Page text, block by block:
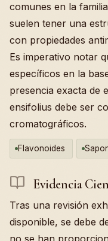
comunes en la
suelen tener una
con propiedades
Es imperativo notar
específicos en la
presencia exacta de
ensifolius debe ser
cromatográficos.
Flavonoides
Evidencia
Tras una revisión
disponible, se debe